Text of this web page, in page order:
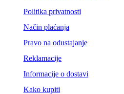
Politika privatnosti
Način plaćanja
Pravo na odustajanje
Reklamacije
Informacije o dostavi
Kako kupiti